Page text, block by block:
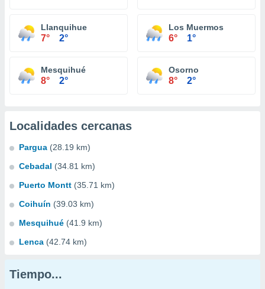
Llanquihue
7° 2°
Los Muermos
6° 1°
Mesquihué
8° 2°
Osorno
8° 2°
Localidades cercanas
Pargua (28.19 km)
Cebadal (34.81 km)
Puerto Montt (35.71 km)
Coihuín (39.03 km)
Mesquihué (41.9 km)
Lenca (42.74 km)
Tiempo...